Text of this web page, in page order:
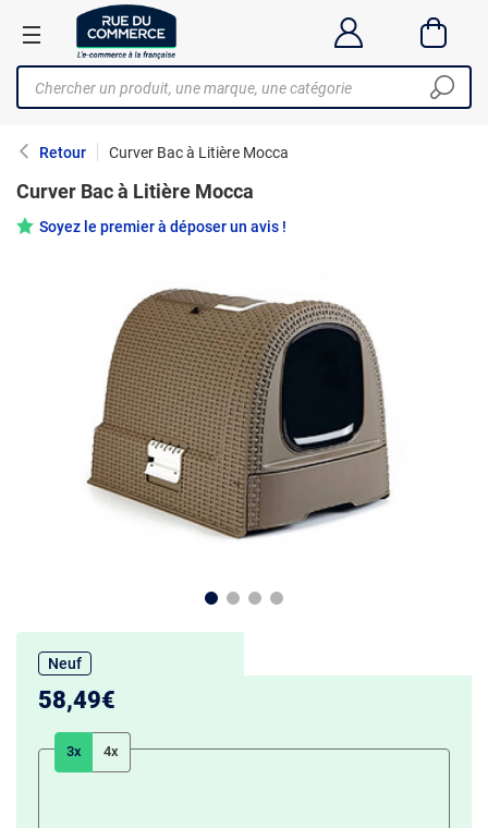
Retour Curver Bac à Litière Mocca
Curver Bac à Litière Mocca
Soyez le premier à déposer un avis !
Neuf
58,49€
3x 4x